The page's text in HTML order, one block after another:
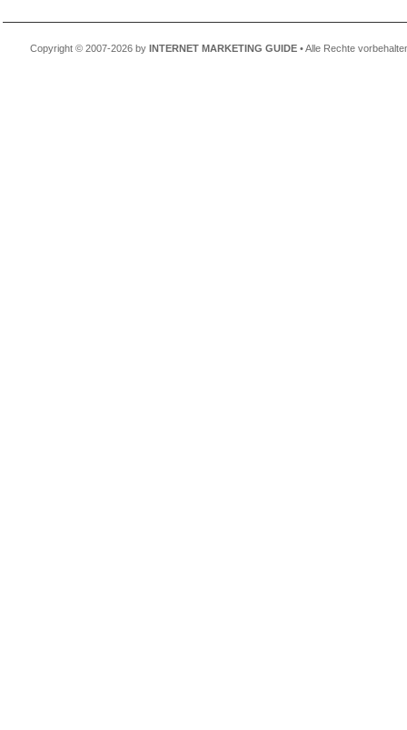
Copyright © 2007-2026 by INTERNET MARKETING GUIDE• Alle Rechte